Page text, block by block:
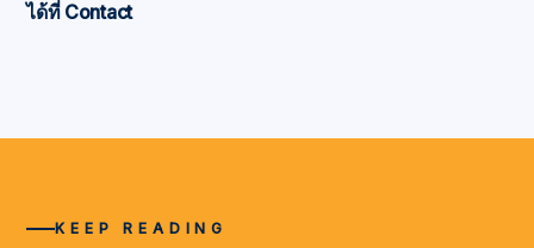
ได้ที่ Contact
KEEP READING